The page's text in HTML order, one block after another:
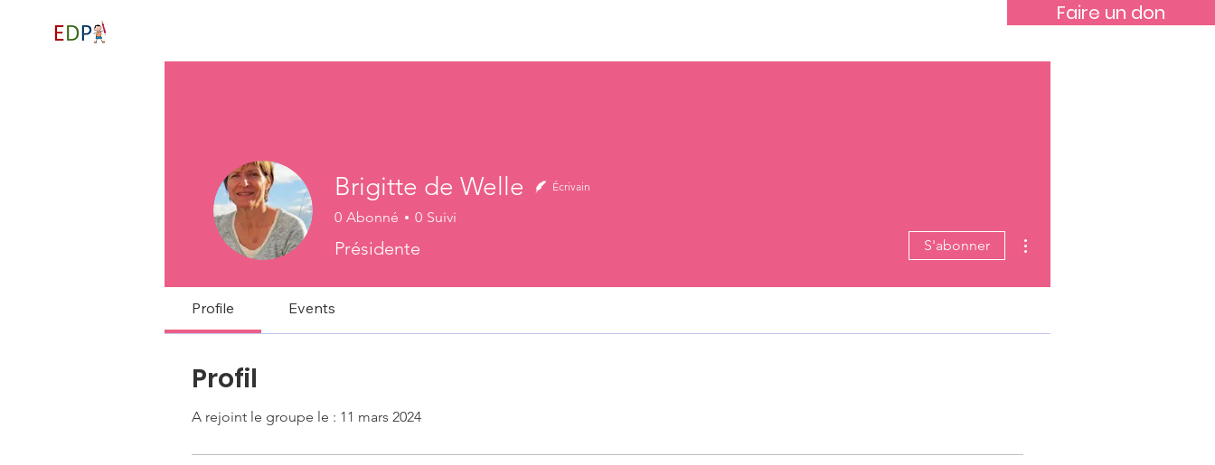
Faire un don
Brigitte de Welle Écrivain
0 Abonné 0 Suivi
Présidente S'abonner
Profile Events
Profil
A rejoint le groupe le : 11 mars 2024